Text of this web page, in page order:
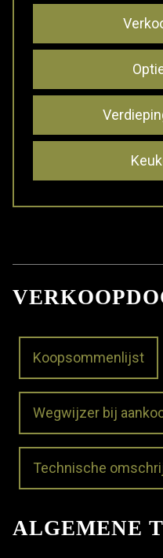
Koopsommenlijst
Wegwijzer bij
Technische
ALGEMENE